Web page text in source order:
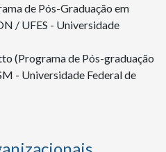
de Pós-Graduação em
/ UFES - Universidade
(Programa de Pós-graduação
- Universidade Federal de